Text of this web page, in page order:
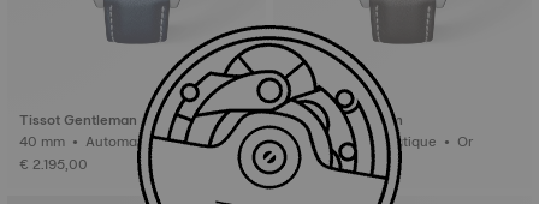
Tissot Gentleman
40 mm • Automatique • Or
€ 2.195,00
Tissot Gentleman
40 mm • Automatique • Or
€ 2.195,00